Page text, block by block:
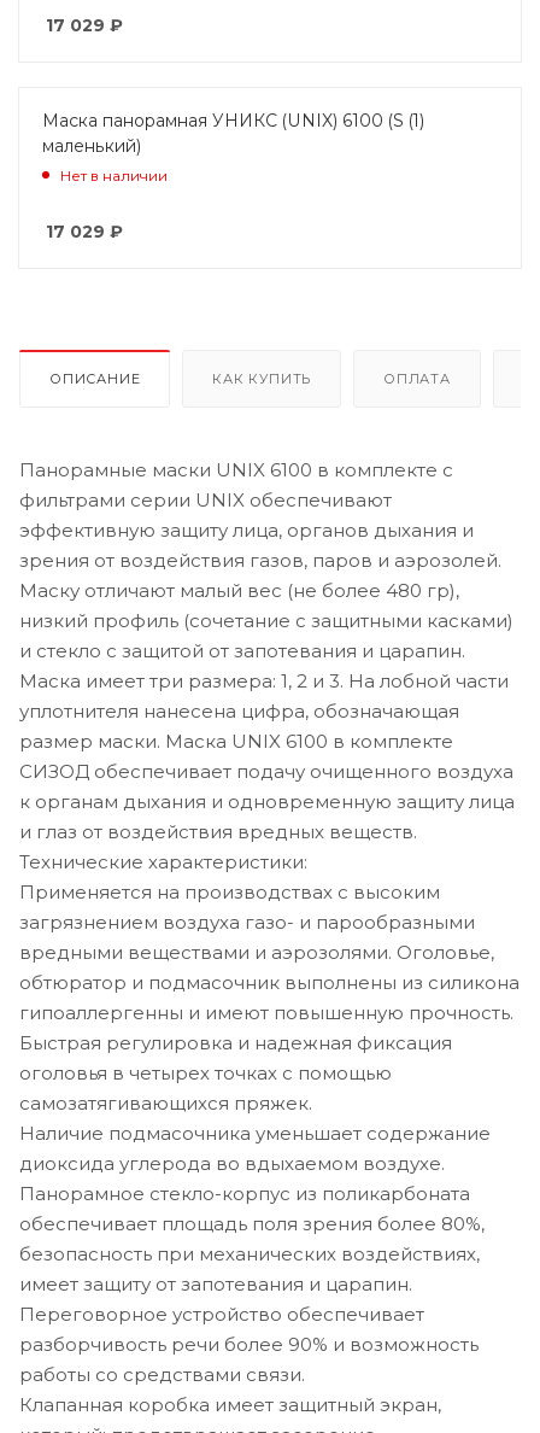
17 029 ₽
Маска панорамная УНИКС (UNIX) 6100 (S (1)
маленький)
Нет в наличии
17 029 ₽
ОПИСАНИЕ КАК КУПИТЬ ОПЛАТА
Панорамные маски UNIX 6100 в комплекте с
фильтрами серии UNIX обеспечивают
эффективную защиту лица, органов дыхания и
зрения от воздействия газов, паров и аэрозолей.
Маску отличают малый вес (не более 480 гр),
низкий профиль (сочетание с защитными касками)
и стекло с защитой от запотевания и царапин.
Маска имеет три размера: 1, 2 и 3. На лобной части
уплотнителя нанесена цифра, обозначающая
размер маски. Маска UNIX 6100 в комплекте
СИЗОД обеспечивает подачу очищенного воздуха
к органам дыхания и одновременную защиту лица
и глаз от воздействия вредных веществ.
Технические характеристики:
Применяется на производствах с высоким
загрязнением воздуха газо- и парообразными
вредными веществами и аэрозолями. Оголовье,
обтюратор и подмасочник выполнены из силикона
гипоаллергенны и имеют повышенную прочность.
Быстрая регулировка и надежная фиксация
оголовья в четырех точках с помощью
самозатягивающихся пряжек.
Наличие подмасочника уменьшает содержание
диоксида углерода во вдыхаемом воздухе.
Панорамное стекло-корпус из поликарбоната
обеспечивает площадь поля зрения более 80%,
безопасность при механических воздействиях,
имеет защиту от запотевания и царапин.
Переговорное устройство обеспечивает
разборчивость речи более 90% и возможность
работы со средствами связи.
Клапанная коробка имеет защитный экран,